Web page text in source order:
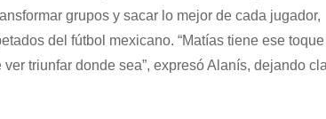
grupos y sacar lo mejor de cada jugador,
del fútbol mexicano. “Matías tiene ese
triunfar donde sea”, expresó Alanís, dejando